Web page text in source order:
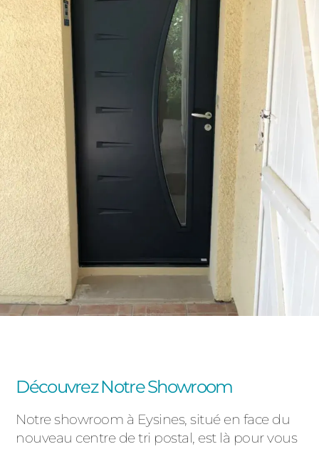
Découvrez Notre Showroom
Notre showroom à Eysines, situé en face du
nouveau centre de tri postal, est là pour vous